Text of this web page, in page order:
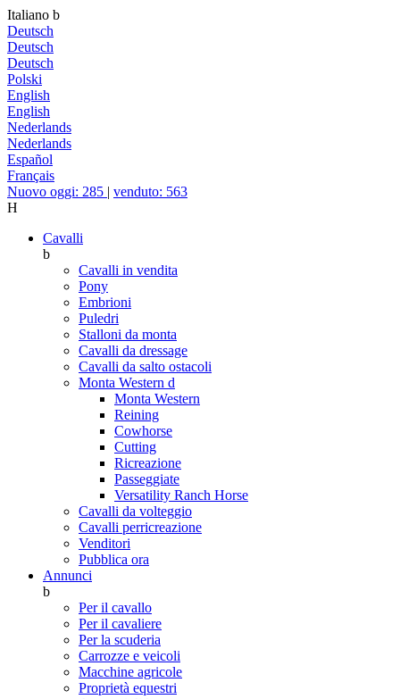
Italiano b
Deutsch
Deutsch
Deutsch
Polski
English
English
Nederlands
Nederlands
Español
Français
Nuovo oggi: 285 | venduto: 563
H
Cavalli
b
Cavalli in vendita
Pony
Embrioni
Puledri
Stalloni da monta
Cavalli da dressage
Cavalli da salto ostacoli
Monta Western d
Monta Western
Reining
Cowhorse
Cutting
Ricreazione
Passeggiate
Versatility Ranch Horse
Cavalli da volteggio
Cavalli perricreazione
Venditori
Pubblica ora
Annunci
b
Per il cavallo
Per il cavaliere
Per la scuderia
Carrozze e veicoli
Macchine agricole
Proprietà equestri